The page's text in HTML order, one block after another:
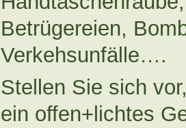
Betrügereien,
Verkehsunfälle….
Stellen Sie sich
ein offen+lichtes